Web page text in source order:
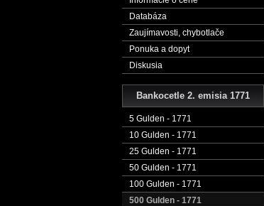
Databáza
Zaujímavosti, chybotlače
Ponuka a dopyt
Diskusia
Bankocetle 2. emisia 1771
5 Gulden - 1771
10 Gulden - 1771
25 Gulden - 1771
50 Gulden - 1771
100 Gulden - 1771
500 Gulden - 1771